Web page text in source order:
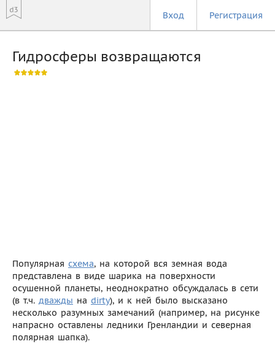
Вход Регистрация
Гидросферы возвращаются
Популярная схема, на которой вся земная вода
представлена в виде шарика на поверхности
осушенной планеты, неоднократно обсуждалась в сети
(в т.ч. дважды на dirty), и к ней было высказано
несколько разумных замечаний (например, на рисунке
напрасно оставлены ледники Гренландии и северная
полярная шапка).